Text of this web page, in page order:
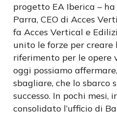
progetto EA Iberica –
Parra, CEO di Acces
fa Acces Vertical e
unito le forze per
riferimento per le opere
oggi possiamo
sbagliare, che lo sbarco
successo. In pochi mesi,
consolidato l’ufficio di